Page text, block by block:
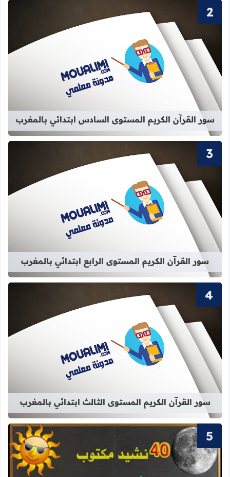
قراءة المزيد عن سور القرآن
سور القرآن الكريم المستوى السادس ابتدائي بالمغرب
قراءة المزيد عن سور القرآن الكريم
سور القرآن الكريم المستوى الرابع ابتدائي بالمغرب
قراءة المزيد عن سور القرآن الكريم
سور القرآن الكريم المستوى الثالث ابتدائي بالمغرب